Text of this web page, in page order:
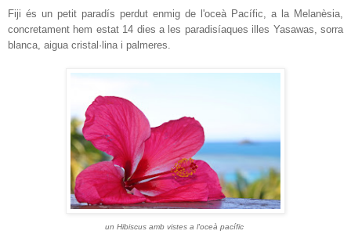
Fiji és un petit paradís perdut enmig de l'oceà Pacífic, a la Melanèsia,
concretament hem estat 14 dies a les paradisíaques illes Yasawas, sorra
blanca, aigua cristal·lina i palmeres.
un Hibiscus amb vistes a l'oceà pacífic